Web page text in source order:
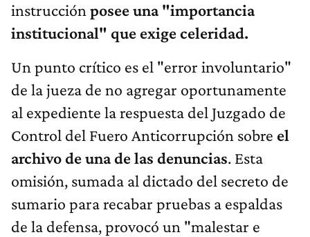
instrucción posee una "importancia
institucional" que exige celeridad.
Un punto crítico es el "error involuntario"
de la jueza de no agregar oportunamente
al expediente la respuesta del Juzgado de
Control del Fuero Anticorrupción sobre el
archivo de una de las denuncias. Esta
omisión, sumada al dictado del secreto de
sumario para recabar pruebas a espaldas
de la defensa, provocó un "malestar e